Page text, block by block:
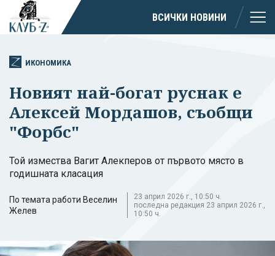
ВСИЧКИ НОВИНИ
ИКОНОМИКА
Новият най-богат руснак е
Алексей Мордашов, съобщи
"Форбс"
Той измества Вагит Алекперов от първото място в
годишната класация
По темата работи Веселин
Желев
23 април 2026 г., 10:50 ч.
последна редакция 23 април 2026 г.,
10:50 ч.